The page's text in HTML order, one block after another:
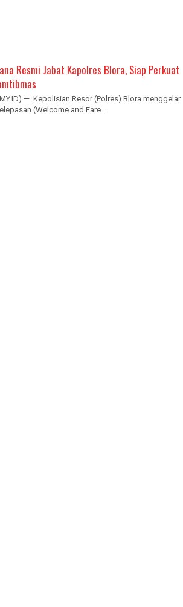
Resmi Jabat Kapolres Blora, Siap Perkuat
— Kepolisian Resor (Polres) Blora menggelar
(Welcome and Fare...